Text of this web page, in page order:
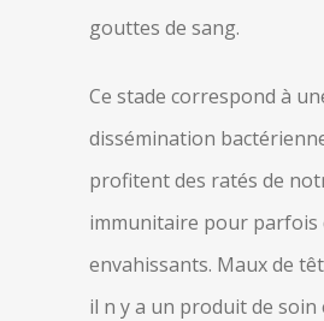
gouttes de sang.
Ce stade correspond à
dissémination
profitent des ratés de
immunitaire pour parfois
envahissants. Maux de
il n y a un produit de soin